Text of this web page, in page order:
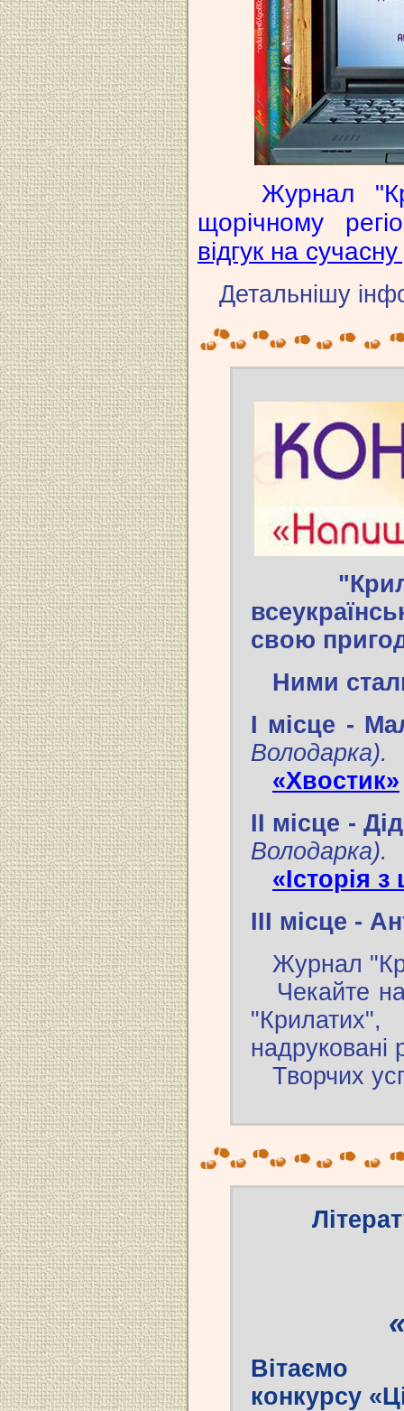
Журнал
щорічному
відгук на
Детальнішу
свою
Ними
І місце -
Володарка).
«Хвостик»
ІI місце -
Володарка).
«Історія
III місце -
Журнал
Чекайте на
надруковані
Творчих
Вітаємо
конкурсу